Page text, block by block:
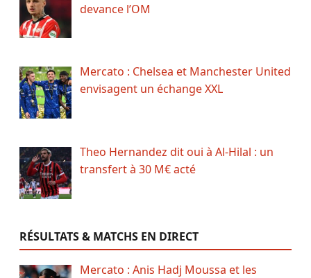
devance l’OM
Mercato : Chelsea et Manchester United
envisagent un échange XXL
Theo Hernandez dit oui à Al-Hilal : un
transfert à 30 M€ acté
RÉSULTATS & MATCHS EN DIRECT
Mercato : Anis Hadj Moussa et les